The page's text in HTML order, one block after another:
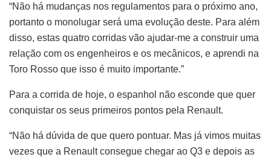
“Não há mudanças nos regulamentos para o próximo ano,
portanto o monolugar será uma evolução deste. Para além
disso, estas quatro corridas vão ajudar-me a construir uma
relação com os engenheiros e os mecânicos, e aprendi na
Toro Rosso que isso é muito importante.”
Para a corrida de hoje, o espanhol não esconde que quer
conquistar os seus primeiros pontos pela Renault.
“Não há dúvida de que quero pontuar. Mas já vimos muitas
vezes que a Renault consegue chegar ao Q3 e depois as